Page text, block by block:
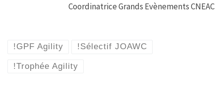
Coordinatrice Grands Evènements CNEAC
!GPF Agility !Sélectif JOAWC
!Trophée Agility